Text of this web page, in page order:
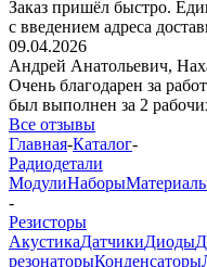
Заказ пришёл быстро.
с введением адреса
09.04.2026
Андрей Анатольевич,
Очень благодарен за
был выполнен за 2
Все отзывы
Главная-Каталог-
Радиодетали
МодулиНаборы
-
Резисторы
АкустикаДатчикиДиоды
резонаторыКонденсаторы